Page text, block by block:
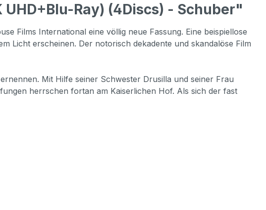
Ray) (4Discs) - Schuber"
Films International eine völlig neue Fassung. Eine beispiellose
Licht erscheinen. Der notorisch dekadente und skandalöse Film
Mit Hilfe seiner Schwester Drusilla und seiner Frau
herrschen fortan am Kaiserlichen Hof. Als sich der fast